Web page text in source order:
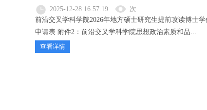
2025-12-28 16:57:19
次
前沿交叉学科学院2026年地方硕士研究生提前攻读博士
申请表 附件2：前沿交叉学科学院思想政治素质和品...
查看详情